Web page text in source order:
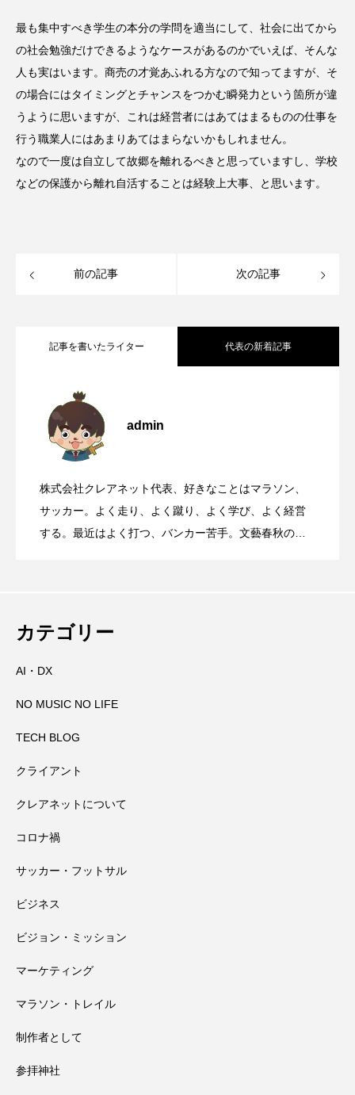
最も集中すべき学生の本分の学問を適当にして、社会に出てから
の社会勉強だけできるようなケースがあるのかでいえば、そんな
人も実はいます。商売の才覚あふれる方なので知ってますが、そ
の場合にはタイミングとチャンスをつかむ瞬発力という箇所が違
うように思いますが、これは経営者にはあてはまるものの仕事を
行う職業人にはあまりあてはまらないかもしれません。
なので一度は自立して故郷を離れるべきと思っていますし、学校
などの保護から離れ自活することは経験上大事、と思います。
前の記事 次の記事
記事を書いたライター 代表の新着記事
admin
株式会社クレアネット代表、好きなことはマラソン、
サッカー。よく走り、よく蹴り、よく学び、よく経営
する。最近はよく打つ、バンカー苦手。文藝春秋の
2026.08.09
2026.08.08
遺産丹生酒殿神社
2026.08.07 靖国参拝と大阪護国神社参拝について
2026.08.04
2026.08.01
カテゴリー
AI・DX
NO MUSIC NO LIFE
TECH BLOG
クライアント
クレアネットについて
コロナ禍
サッカー・フットサル
ビジネス
ビジョン・ミッション
マーケティング
マラソン・トレイル
制作者として
参拝神社